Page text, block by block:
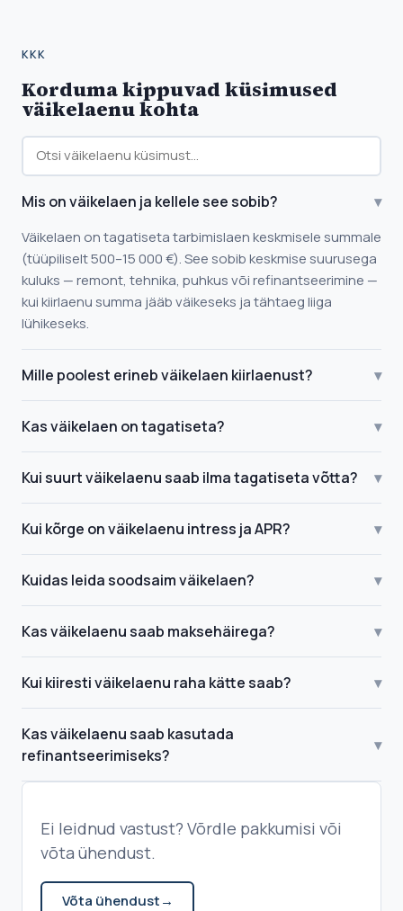
KKK
Korduma kippuvad küsimused
väikelaenu kohta
Mis on väikelaen ja kellele see sobib? ▾
Väikelaen on tagatiseta tarbimislaen keskmisele summale
(tüüpiliselt 500–15 000 €). See sobib keskmise suurusega
kuluks — remont, tehnika, puhkus või refinantseerimine —
kui kiirlaenu summa jääb väikeseks ja tähtaeg liiga
lühikeseks.
Mille poolest erineb väikelaen kiirlaenust? ▾
Kas väikelaen on tagatiseta? ▾
Kui suurt väikelaenu saab ilma tagatiseta võtta? ▾
Kui kõrge on väikelaenu intress ja APR? ▾
Kuidas leida soodsaim väikelaen? ▾
Kas väikelaenu saab maksehäirega? ▾
Kui kiiresti väikelaenu raha kätte saab? ▾
Kas väikelaenu saab kasutada
refinantseerimiseks?
▾
Ei leidnud vastust? Võrdle pakkumisi või
võta ühendust.
Võta ühendust→